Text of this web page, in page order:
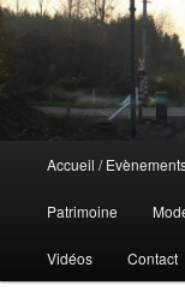
principal
Aller
au
contenu
Aller
au
contenu
Accueil /
Patrimoine
Vidéos Contact